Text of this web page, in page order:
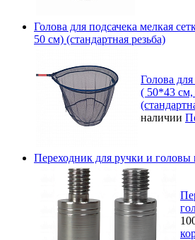
Голова для подсачека мелкая
50 см) (стандартная резьба)
Голова для
( 50*43 см,
наличии
Переходник для ручки и головы